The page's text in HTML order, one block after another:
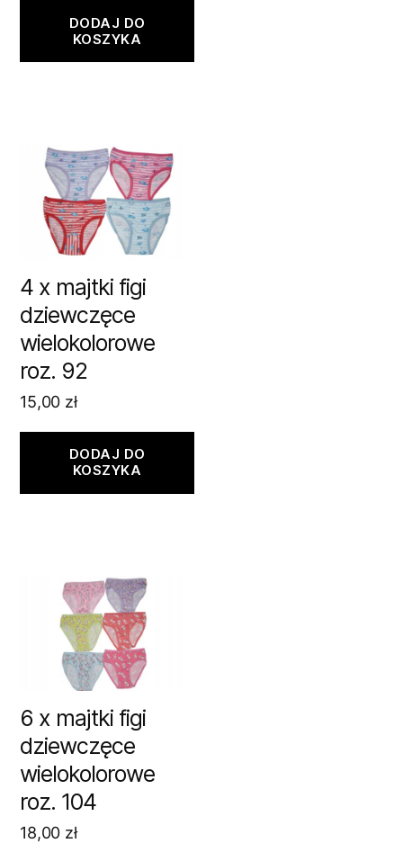
DODAJ DO
KOSZYKA
4 x majtki figi
dziewczęce
wielokolorowe
roz. 92
15,00 zł
DODAJ DO
KOSZYKA
6 x majtki figi
dziewczęce
wielokolorowe
roz. 104
18,00 zł